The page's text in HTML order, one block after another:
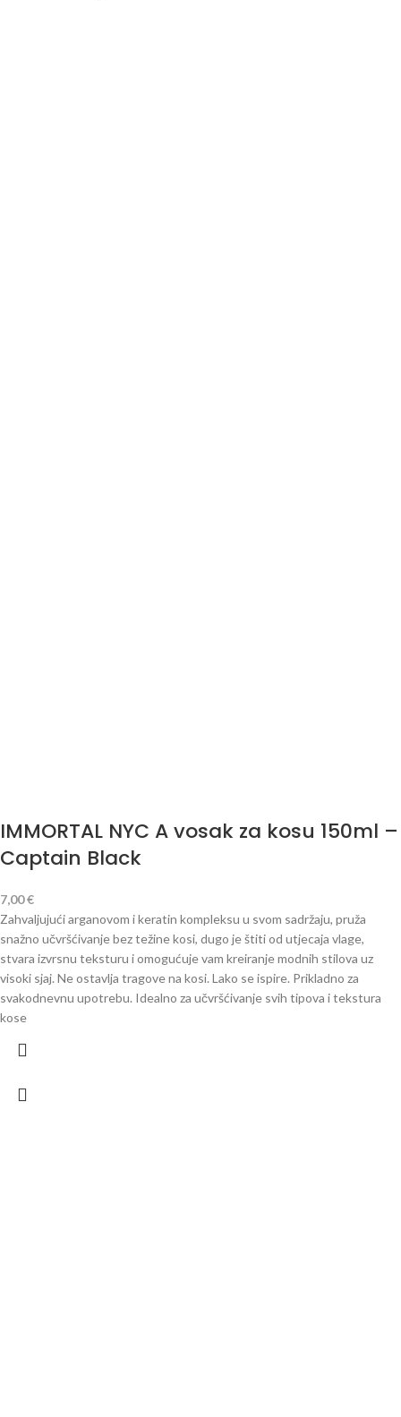
IMMORTAL NYC A vosak za kosu 150ml –
Captain Black
7,00€
Zahvaljujući arganovom i keratin kompleksu u svom sadržaju, pruža
snažno učvršćivanje bez težine kosi, dugo je štiti od utjecaja vlage,
stvara izvrsnu teksturu i omogućuje vam kreiranje modnih stilova uz
visoki sjaj. Ne ostavlja tragove na kosi. Lako se ispire. Prikladno za
svakodnevnu upotrebu. Idealno za učvršćivanje svih tipova i tekstura
kose